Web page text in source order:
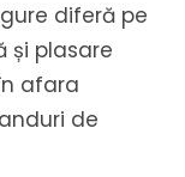
diferă pe
și plasare
afara
de